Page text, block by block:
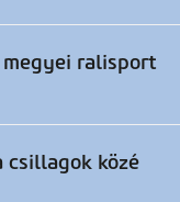
ralisport
közé